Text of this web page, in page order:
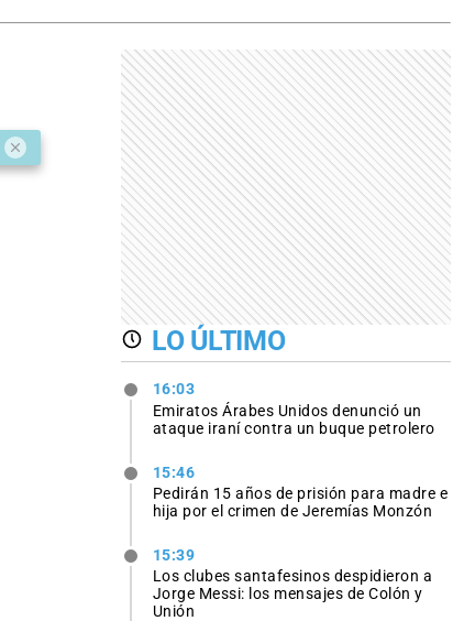
LO ÚLTIMO
16:03
Emiratos Árabes Unidos denunció un
ataque iraní contra un buque petrolero
15:46
Pedirán 15 años de prisión para madre e
hija por el crimen de Jeremías Monzón
15:39
Los clubes santafesinos despidieron a
Jorge Messi: los mensajes de Colón y
Unión